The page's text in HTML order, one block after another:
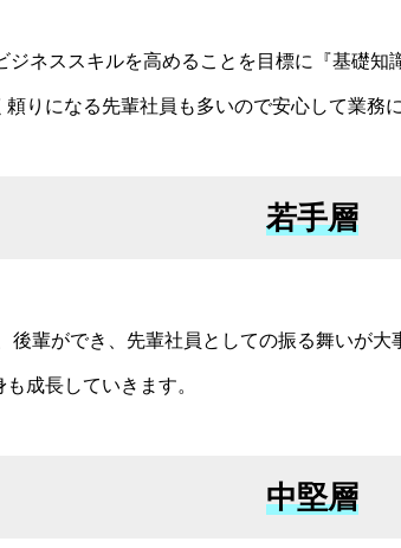
ジネススキルを高めることを目標に『基礎
りになる先輩社員も多いので安心して業務
若手層
後輩ができ、先輩社員としての振る舞いが大
成長していきます。
中堅層